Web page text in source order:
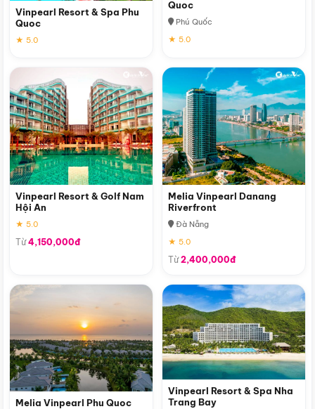
Vinpearl Resort & Spa Phu
Quoc
★ 5.0
Quoc
Phú Quốc
★ 5.0
Vinpearl Resort & Golf Nam
Hội An
★ 5.0
Từ4,150,000đ
Melia Vinpearl Danang
Riverfront
Đà Nẵng
★ 5.0
Từ2,400,000đ
Melia Vinpearl Phu Quoc
Vinpearl Resort & Spa Nha
Trang Bay